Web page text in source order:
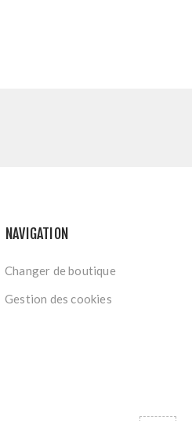
NAVIGATION
Changer de boutique
Gestion des cookies